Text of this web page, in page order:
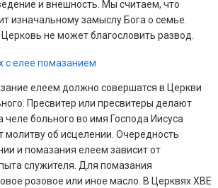
и внешность. Мы считаем, что
изначальному замыслу Бога о семье.
не может благословить развод.
с елее помазанием
елеем должно совершатся в Церкви
Пресвитер или пресвитеры делают
больного во имя Господа Иисуса
молитву об исцелении. Очередность
и помазания елеем зависит от
служителя. Для помазания
розовое или иное масло. В Церквях ХВЕ